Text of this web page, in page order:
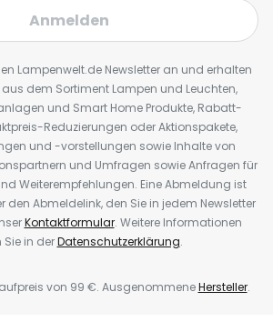
Anmelden
Lampenwelt.de Newsletter an und erhalten
dem Sortiment Lampen und Leuchten,
und Smart Home Produkte, Rabatt-
Reduzierungen oder Aktionspakete,
und -vorstellungen sowie Inhalte von
und Umfragen sowie Anfragen für
Weiterempfehlungen. Eine Abmeldung ist
den Abmeldelink, den Sie in jedem Newsletter
Kontaktformular. Weitere Informationen
Sie in derDatenschutzerklärung.
von 99 €. AusgenommeneHersteller.